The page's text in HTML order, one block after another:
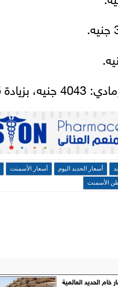
جنيه، بزيادة 105.5 جنيه.
أسعار الحديد اليوم أسعار الأسمنت
الأسمنت
الحديد العالمية